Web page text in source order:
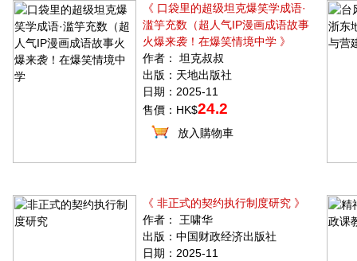
《 口袋里的超级坦克爆笑学成语·
滥竽充数（超人气IP漫画成语故事
火爆来袭！在爆笑情境中学 》
作者： 坦克叔叔
出版：天地出版社
日期：2025-11
售價：HK$24.2
放入購物車
《 非正式的契约执行制度研究 》
作者： 王啸华
出版：中国财政经济出版社
日期：2025-11